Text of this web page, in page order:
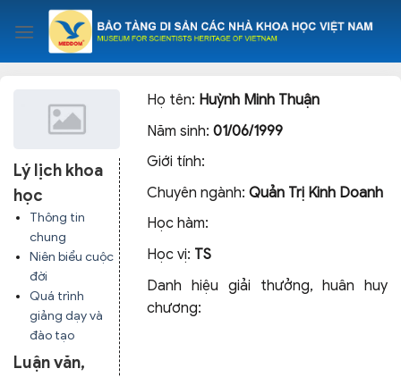
content
Lý lịch khoa
học
Thông tin
chung
Niên biểu cuộc
đời
Quá trình
giảng dạy và
đào tạo
Luận văn,
Họ tên: Huỳnh Minh Thuận
Năm sinh:01/06/1999
Giới tính:
Chuyên ngành:Quản Trị Kinh Doanh
Học hàm:
Học vị: TS
Danh hiệu giải thưởng, huân huy
chương: